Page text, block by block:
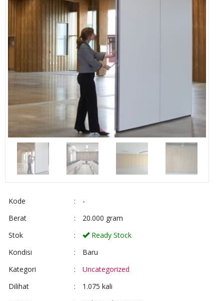
Kode :
-
Berat
:
20.000 gram
Stok
:
Ready Stock
Kondisi
:
Baru
Kategori
:
Uncategorized
Dilihat
:
1.075 kali